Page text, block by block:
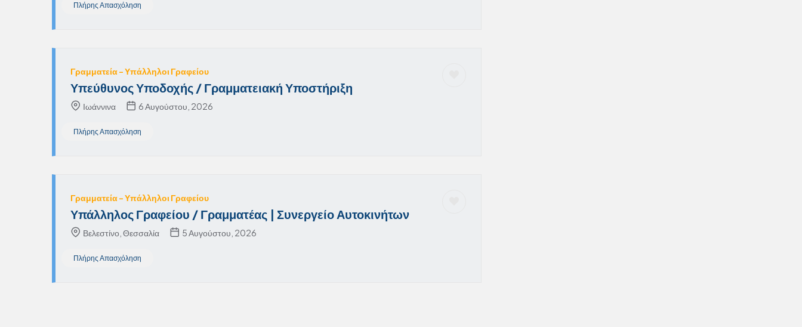
Πλήρης Απασχόληση
Γραμματεία - Υπάλληλοι Γραφείου
Υπεύθυνος Υποδοχής / Γραμματειακή Υποστήριξη
Ιωάννινα 6 Αυγούστου, 2026
Πλήρης Απασχόληση
Γραμματεία - Υπάλληλοι Γραφείου
Υπάλληλος Γραφείου / Γραμματέας | Συνεργείο Αυτοκινήτων
Βελεστίνο, Θεσσαλία 5 Αυγούστου, 2026
Πλήρης Απασχόληση